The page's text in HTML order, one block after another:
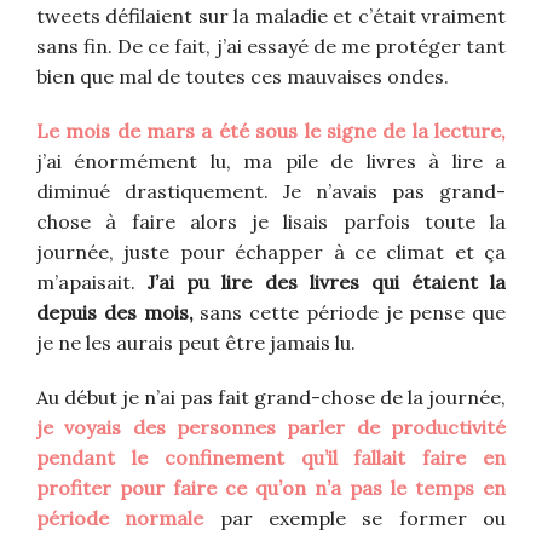
tweets défilaient sur la maladie et c’était vraiment
sans fin. De ce fait, j’ai essayé de me protéger tant
bien que mal de toutes ces mauvaises ondes.
Le mois de mars a été sous le signe de la lecture,
j’ai énormément lu, ma pile de livres à lire a
diminué drastiquement. Je n’avais pas grand-
chose à faire alors je lisais parfois toute la
journée, juste pour échapper à ce climat et ça
m’apaisait.J’ai pu lire des livres qui étaient la
depuis des mois,sans cette période je pense que
je ne les aurais peut être jamais lu.
Au début je n’ai pas fait grand-chose de la journée,
je voyais des personnes parler de productivité
pendant le confinement qu’il fallait faire en
profiter pour faire ce qu’on n’a pas le temps en
période normalepar exemple se former ou